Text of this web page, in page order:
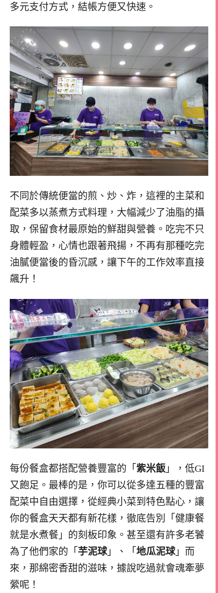
多元支付方式，結帳方便又快速。
不同於傳統便當的煎、炒、炸，這裡的主菜和
配菜多以蒸煮方式料理，大幅減少了油脂的攝
取，保留食材最原始的鮮甜與營養。吃完不只
身體輕盈，心情也跟著飛揚，不再有那種吃完
油膩便當後的昏沉感，讓下午的工作效率直接
飆升！
每份餐盒都搭配營養豐富的「 紫米飯 」，低GI
又飽足。最棒的是，你可以從多達五種的豐富
配菜中自由選擇，從經典小菜到特色點心，讓
你的餐盒天天都有新花樣，徹底告別「健康餐
就是水煮餐」的刻板印象。甚至還有許多老饕
為了他們家的「 芋泥球」、「 地瓜泥球」而
來，那綿密香甜的滋味，據說吃過就會魂牽夢
縈呢！